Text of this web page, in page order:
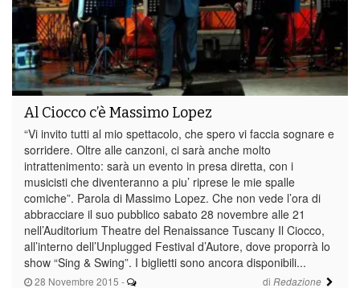
28 Novembre 2015 - di Redazione
Al Ciocco c’è Massimo Lopez
“Vi invito tutti al mio spettacolo, che spero vi faccia sognare e
sorridere. Oltre alle canzoni, ci sarà anche molto
intrattenimento: sarà un evento in presa diretta, con i
musicisti che diventeranno a piu’ riprese le mie spalle
comiche”. Parola di Massimo Lopez. Che non vede l’ora di
abbracciare il suo pubblico sabato 28 novembre alle 21
nell’Auditorium Theatre del Renaissance Tuscany Il Ciocco,
all’interno dell’Unplugged Festival d’Autore, dove proporrà lo
show “Sing & Swing”. I biglietti sono ancora disponibili...